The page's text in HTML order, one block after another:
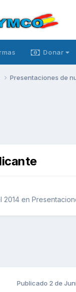
Donar
Presentaciones de
2014 en
Publicado 2 de